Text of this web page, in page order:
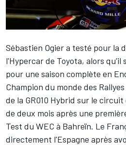
Sébastien Ogiera testé pour la
l'Hypercar de Toyota, alors qu'il
pour une saison complète en
Champion du monde des
de la GR010 Hybrid sur le
de deux mois après une
Test du WEC à Bahreïn. Le
directement l'Espagne après